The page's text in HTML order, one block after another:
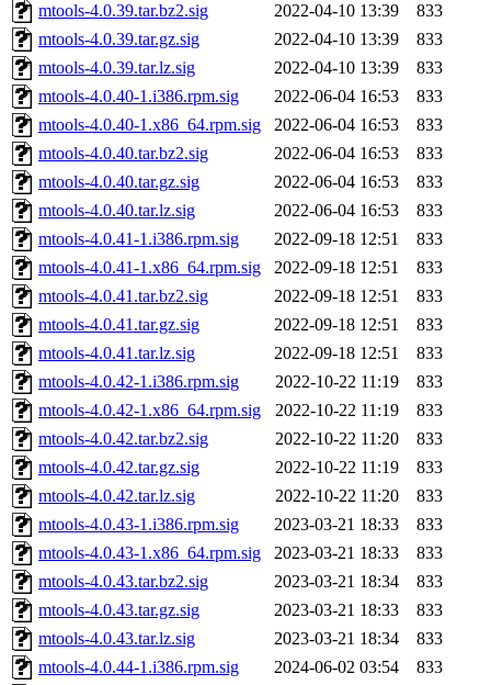
mtools-4.0.39.tar.bz2.sig
2022-04-10 13:39
833
mtools-4.0.39.tar.gz.sig
2022-04-10 13:39
833
mtools-4.0.39.tar.lz.sig
2022-04-10 13:39
833
mtools-4.0.40-1.i386.rpm.sig
2022-06-04 16:53
833
mtools-4.0.40-1.x86_64.rpm.sig
2022-06-04 16:53
833
mtools-4.0.40.tar.bz2.sig
2022-06-04 16:53
833
mtools-4.0.40.tar.gz.sig
2022-06-04 16:53
833
mtools-4.0.40.tar.lz.sig
2022-06-04 16:53
833
mtools-4.0.41-1.i386.rpm.sig
2022-09-18 12:51
833
mtools-4.0.41-1.x86_64.rpm.sig
2022-09-18 12:51
833
mtools-4.0.41.tar.bz2.sig
2022-09-18 12:51
833
mtools-4.0.41.tar.gz.sig
2022-09-18 12:51
833
mtools-4.0.41.tar.lz.sig
2022-09-18 12:51
833
mtools-4.0.42-1.i386.rpm.sig
2022-10-22 11:19
833
mtools-4.0.42-1.x86_64.rpm.sig
2022-10-22 11:19
833
mtools-4.0.42.tar.bz2.sig
2022-10-22 11:20
833
mtools-4.0.42.tar.gz.sig
2022-10-22 11:19
833
mtools-4.0.42.tar.lz.sig
2022-10-22 11:20
833
mtools-4.0.43-1.i386.rpm.sig
2023-03-21 18:33
833
mtools-4.0.43-1.x86_64.rpm.sig
2023-03-21 18:33
833
mtools-4.0.43.tar.bz2.sig
2023-03-21 18:34
833
mtools-4.0.43.tar.gz.sig
2023-03-21 18:33
833
mtools-4.0.43.tar.lz.sig
2023-03-21 18:34
833
mtools-4.0.44-1.i386.rpm.sig
2024-06-02 03:54
833